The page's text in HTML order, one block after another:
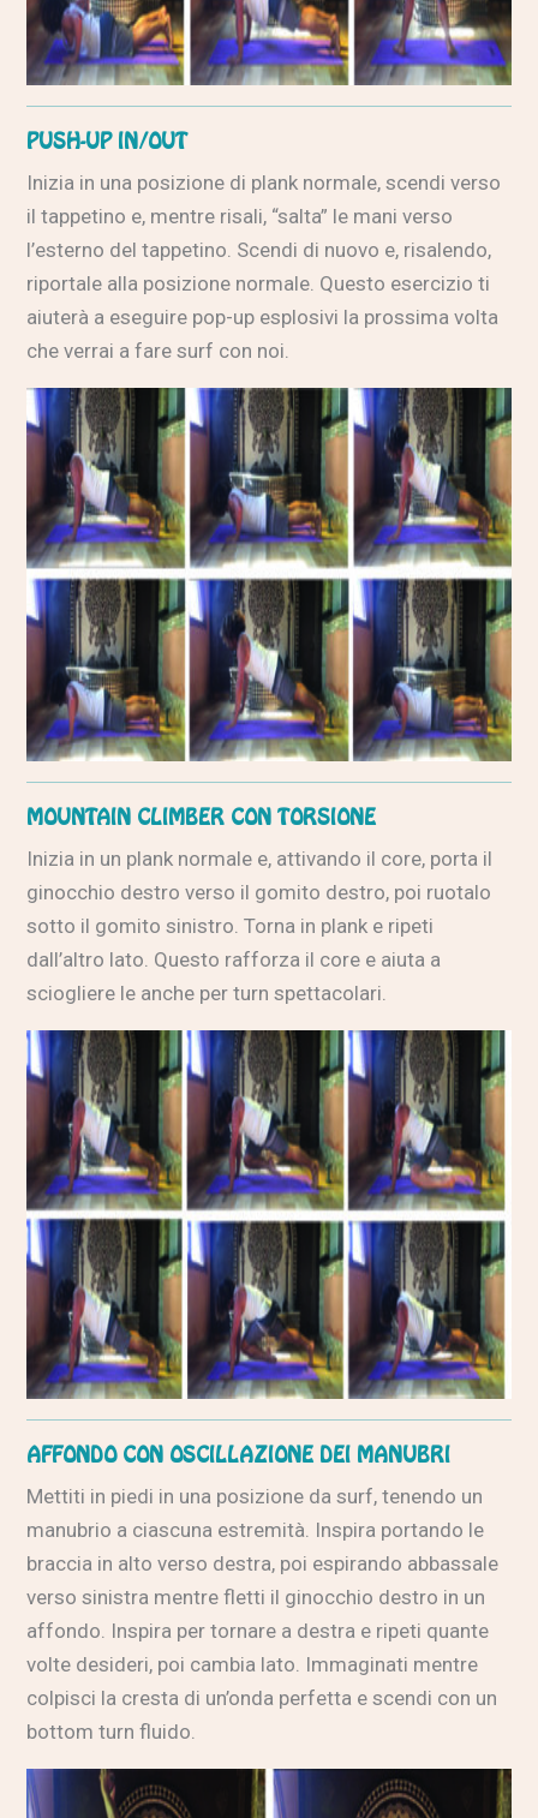
PUSH-UP IN/OUT
Inizia in una posizione di plank normale, scendi verso
il tappetino e, mentre risali, “salta” le mani verso
l’esterno del tappetino. Scendi di nuovo e, risalendo,
riportale alla posizione normale. Questo esercizio ti
aiuterà a eseguire pop-up esplosivi la prossima volta
che verrai a fare surf con noi.
MOUNTAIN CLIMBER CON TORSIONE
Inizia in un plank normale e, attivando il core, porta il
ginocchio destro verso il gomito destro, poi ruotalo
sotto il gomito sinistro. Torna in plank e ripeti
dall’altro lato. Questo rafforza il core e aiuta a
sciogliere le anche per turn spettacolari.
AFFONDO CON OSCILLAZIONE DEI MANUBRI
Mettiti in piedi in una posizione da surf, tenendo un
manubrio a ciascuna estremità. Inspira portando le
braccia in alto verso destra, poi espirando abbassale
verso sinistra mentre fletti il ginocchio destro in un
affondo. Inspira per tornare a destra e ripeti quante
volte desideri, poi cambia lato. Immaginati mentre
colpisci la cresta di un’onda perfetta e scendi con un
bottom turn fluido.